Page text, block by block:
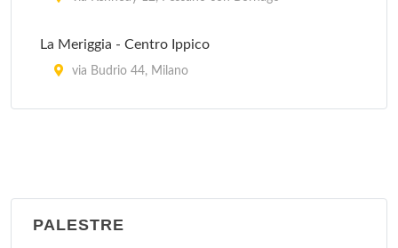
La Meriggia - Centro Ippico
via Budrio 44, Milano
via Macconago 20, Milano
PALESTRE